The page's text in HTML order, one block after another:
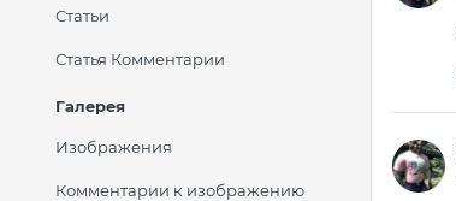
Статьи
Статья Комментарии
Галерея
Изображения
Комментарии к изображению